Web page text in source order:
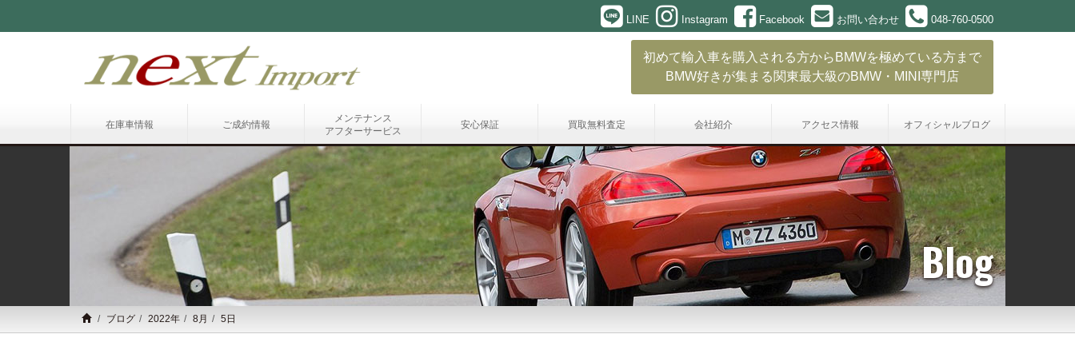
LINE Instagram Facebook お問い合わせ 048-760-0500
初めて輸入車を購入される方からBMWを極めている方まで
BMW好きが集まる関東最大級のBMW・MINI専門店
在庫車情報 ご成約情報
メンテナンス
アフターサービス
安心保証 買取無料査定 会社紹介 アクセス情報 オフィシャルブログ
Blog
ブログ 2022年 8月 5日